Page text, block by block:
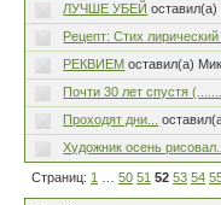
ЛУЧШЕ УБЕЙ
Рецепт: Стих
РЕКВИЕМ оставил(а)
Почти 30 лет спустя
Проходят дни...
Художник осень рисовал...
Страниц: 1 50 51 52 53 54